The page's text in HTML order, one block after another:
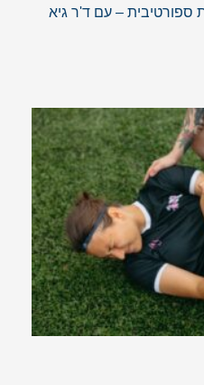
ספורטיבית – עם ד'ר גיא